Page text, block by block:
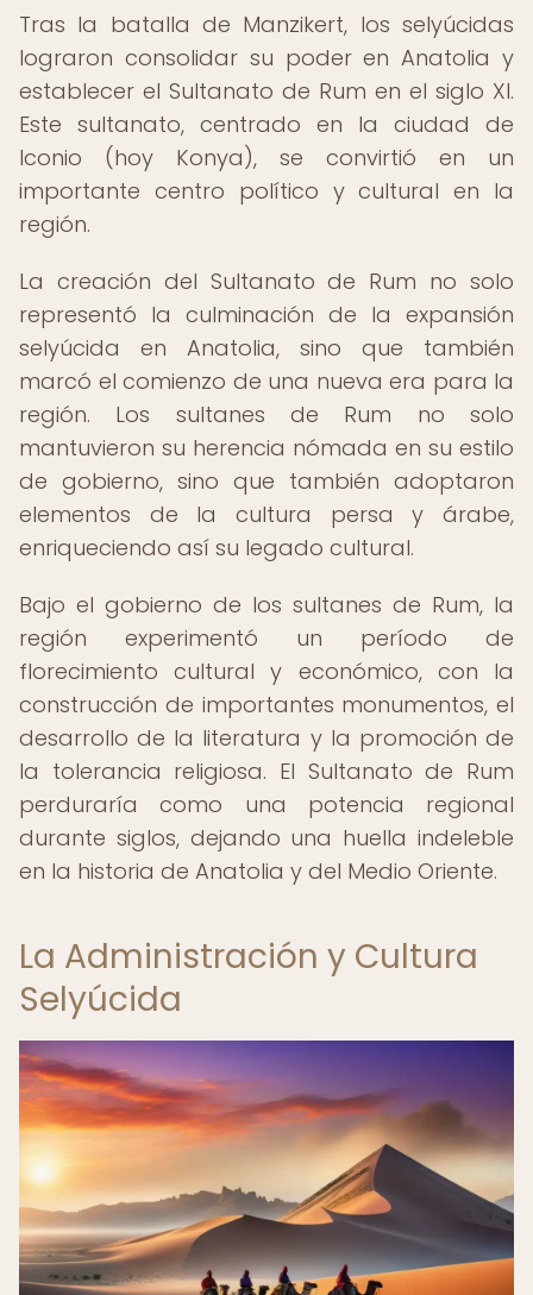
Tras la batalla de Manzikert, los selyúcidas
lograron consolidar su poder en Anatolia y
establecer el Sultanato de Rum en el siglo XI.
Este sultanato, centrado en la ciudad de
Iconio (hoy Konya), se convirtió en un
importante centro político y cultural en la
región.
La creación del Sultanato de Rum no solo
representó la culminación de la expansión
selyúcida en Anatolia, sino que también
marcó el comienzo de una nueva era para la
región. Los sultanes de Rum no solo
mantuvieron su herencia nómada en su estilo
de gobierno, sino que también adoptaron
elementos de la cultura persa y árabe,
enriqueciendo así su legado cultural.
Bajo el gobierno de los sultanes de Rum, la
región experimentó un período de
florecimiento cultural y económico, con la
construcción de importantes monumentos, el
desarrollo de la literatura y la promoción de
la tolerancia religiosa. El Sultanato de Rum
perduraría como una potencia regional
durante siglos, dejando una huella indeleble
en la historia de Anatolia y del Medio Oriente.
La Administración y Cultura
Selyúcida